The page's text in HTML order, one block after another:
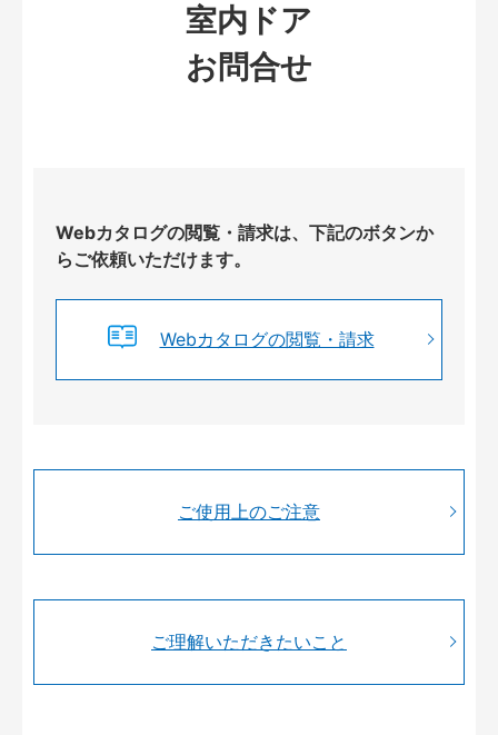
室内ドア
お問合せ
Webカタログの閲覧・請求は、下記のボタンか
らご依頼いただけます。
Webカタログの閲覧・請求
ご使用上のご注意
ご理解いただきたいこと